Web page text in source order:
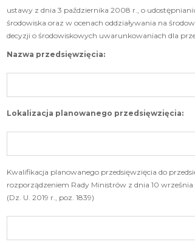
ustawy z dnia 3 października 2008 r., o
środowiska oraz w ocenach oddziaływania na
decyzji o środowiskowych uwarunkowaniach dla
Nazwa przedsięwzięcia:
Lokalizacja planowanego przedsięwzięcia:
Kwalifikacja planowanego przedsięwzięcia do
rozporządzeniem Rady Ministrów z dnia 10
(Dz. U. 2019 r., poz. 1839)